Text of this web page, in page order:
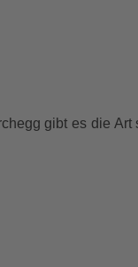
gibt es die